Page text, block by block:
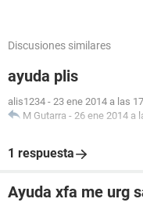
Discusiones similares
ayuda plis
alis1234 - 23 ene 2014 a las
M Gutarra - 26 ene 2014 a
1 respuesta
Ayuda xfa me urg